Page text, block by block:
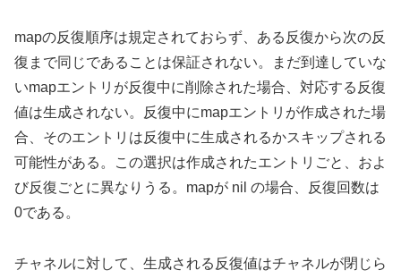
mapの反復順序は規定されておらず、ある反復から次の反
復まで同じであることは保証されない。まだ到達していな
いmapエントリが反復中に削除された場合、対応する反復
値は生成されない。反復中にmapエントリが作成された場
合、そのエントリは反復中に生成されるかスキップされる
可能性がある。この選択は作成されたエントリごと、およ
び反復ごとに異なりうる。mapが nil の場合、反復回数は
0である。
チャネルに対して、生成される反復値はチャネルが閉じら